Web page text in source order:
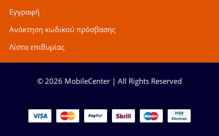
Εγγραφή
Ανάκτηση κωδικού πρόσβασης
Λίστα επιθυμίας
© 2026 MobileCenter | All Rights Reserved